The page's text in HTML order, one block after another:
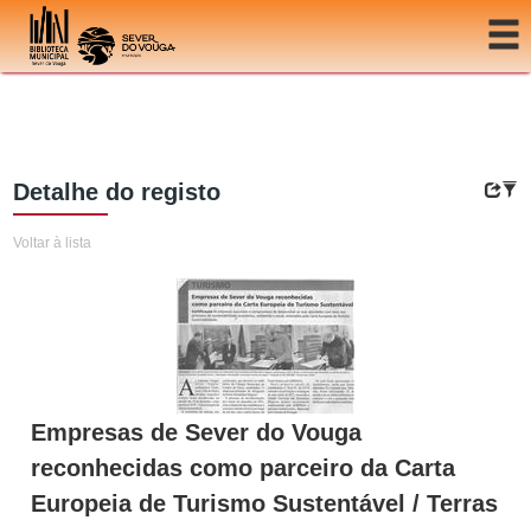
Ir para o conteúdo
Detalhe do registo
Voltar à lista
Empresas de Sever do Vouga
reconhecidas como parceiro da Carta
Europeia de Turismo Sustentável / Terras